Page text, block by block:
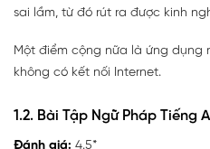
sai lầm, từ đó rút ra được kinh
Một điểm cộng nữa là ứng dụng
không có kết nối Internet.
1.2. Bài Tập Ngữ Pháp Tiếng
Đánh giá: 4.5*